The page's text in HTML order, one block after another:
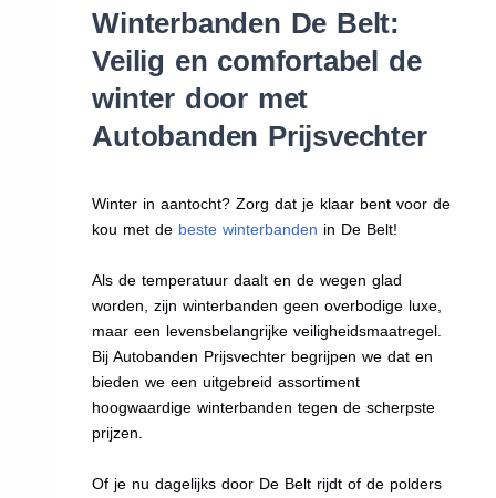
Winterbanden De Belt:
Veilig en comfortabel de
winter door met
Autobanden Prijsvechter
Winter in aantocht? Zorg dat je klaar bent voor de
kou met de beste winterbanden in De Belt!
Als de temperatuur daalt en de wegen glad
worden, zijn winterbanden geen overbodige luxe,
maar een levensbelangrijke veiligheidsmaatregel.
Bij Autobanden Prijsvechter begrijpen we dat en
bieden we een uitgebreid assortiment
hoogwaardige winterbanden tegen de scherpste
prijzen.
Of je nu dagelijks door De Belt rijdt of de polders